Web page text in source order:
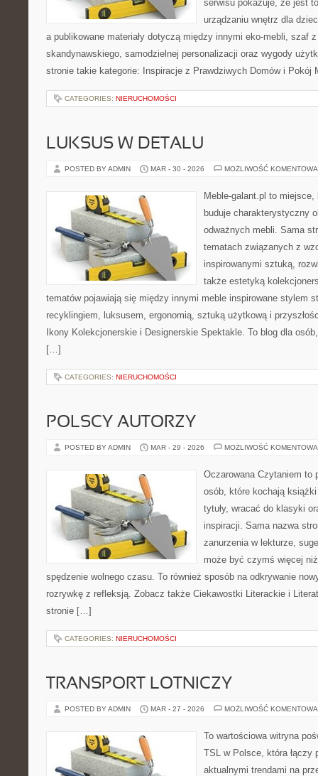
serwisu pokazuje, że jest
urządzaniu wnętrz dla
a publikowane materiały dotyczą między innymi eko-mebli, szaf
skandynawskiego, samodzielnej personalizacji oraz wygody
stronie takie kategorie: Inspiracje z Prawdziwych Domów i
CATEGORIES: NIERUCHOMOŚCI
LUKSUS W DETALU
POSTED BY ADMIN MAR - 30 - 2026 MOŻLIWOŚĆ
Meble-galant.pl to
buduje charakterystyczny
odważnych mebli. Sama
tematach związanych z
inspirowanymi sztuką,
także estetyką
tematów pojawiają się między innymi meble inspirowane stylem
recyklingiem, luksusem, ergonomią, sztuką użytkową i
Ikony Kolekcjonerskie i Designerskie Spektakle. To blog dla
[…]
CATEGORIES: NIERUCHOMOŚCI
POLSCY AUTORZY
POSTED BY ADMIN MAR - 29 - 2026 MOŻLIWOŚĆ
Oczarowana Czytaniem to
osób, które kochają
tytuły, wracać do klasyki
inspiracji. Sama nazwa
zanurzenia w lekturze,
może być czymś więcej
spędzenie wolnego czasu. To również sposób na odkrywanie
rozrywkę z refleksją. Zobacz także Ciekawostki Literackie i
stronie […]
CATEGORIES: NIERUCHOMOŚCI
TRANSPORT LOTNICZY
POSTED BY ADMIN MAR - 27 - 2026 MOŻLIWOŚĆ
To wartościowa witryna
TSL w Polsce, która łączy
aktualnymi trendami na